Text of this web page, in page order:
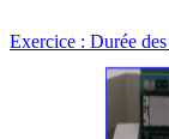
Exercice : Durée